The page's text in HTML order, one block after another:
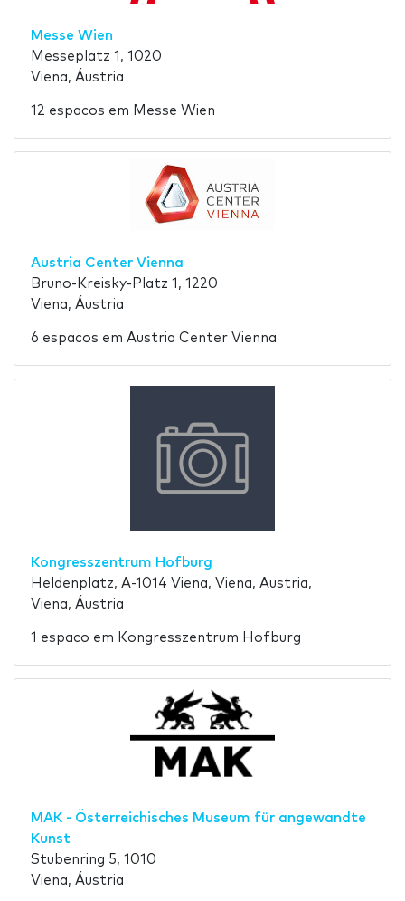
Messe Wien
Messeplatz 1, 1020
Viena, Áustria
12 espacos em Messe Wien
Austria Center Vienna
Bruno-Kreisky-Platz 1, 1220
Viena, Áustria
6 espacos em Austria Center Vienna
Kongresszentrum Hofburg
Heldenplatz, A-1014 Viena, Viena, Austria,
Viena, Áustria
1 espaco em Kongresszentrum Hofburg
MAK - Österreichisches Museum für angewandte
Kunst
Stubenring 5, 1010
Viena, Áustria